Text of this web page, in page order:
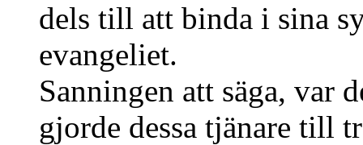
dels till att binda i sina
evangeliet.
Sanningen att säga, var
gjorde dessa tjänare till